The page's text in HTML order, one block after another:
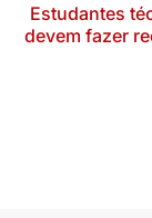
Estudantes
devem fazer